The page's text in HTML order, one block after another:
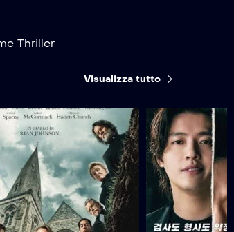
Thriller
Visualizza tutto